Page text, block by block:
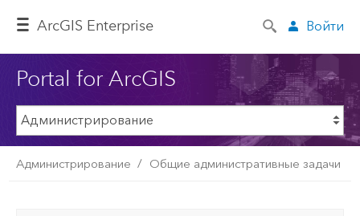
ArcGIS Enterprise Войти
Portal for ArcGIS
Администрирование Общие административные задачи